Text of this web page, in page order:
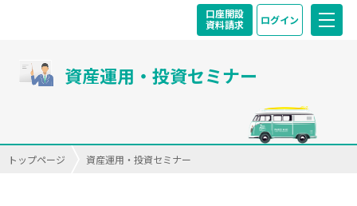
口座開設
資料請求
ログイン
資産運用・投資セミナー
トップページ 資産運用・投資セミナー